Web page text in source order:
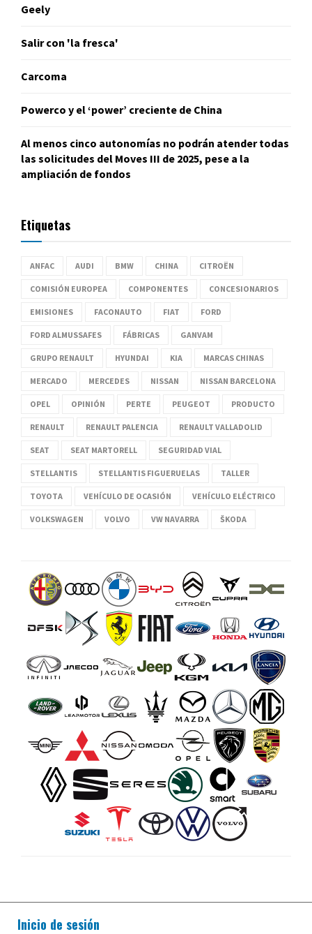
Geely
Salir con 'la fresca'
Carcoma
Powerco y el ‘power’ creciente de China
Al menos cinco autonomías no podrán atender todas
las solicitudes del Moves III de 2025, pese a la
ampliación de fondos
Etiquetas
ANFAC AUDI BMW CHINA CITROËN
COMISIÓN EUROPEA COMPONENTES CONCESIONARIOS
EMISIONES FACONAUTO FIAT FORD
FORD ALMUSSAFES FÁBRICAS GANVAM
GRUPO RENAULT HYUNDAI KIA MARCAS CHINAS
MERCADO MERCEDES NISSAN NISSAN BARCELONA
OPEL OPINIÓN PERTE PEUGEOT PRODUCTO
RENAULT RENAULT PALENCIA RENAULT VALLADOLID
SEAT SEAT MARTORELL SEGURIDAD VIAL
STELLANTIS STELLANTIS FIGUERUELAS TALLER
TOYOTA VEHÍCULO DE OCASIÓN VEHÍCULO ELÉCTRICO
VOLKSWAGEN VOLVO VW NAVARRA ŠKODA
Inicio de sesión